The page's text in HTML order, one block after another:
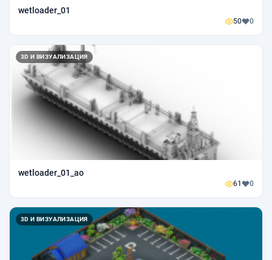
wetloader_01
50 0
3D И ВИЗУАЛИЗАЦИЯ
wetloader_01_ao
61 0
3D И ВИЗУАЛИЗАЦИЯ